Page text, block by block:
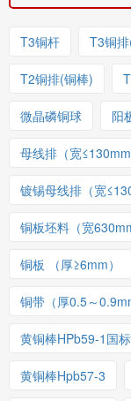
T3铜杆 T3铜
T2铜排(铜棒)
微晶磷铜球 阳
母线排（宽≤130mm
镀锡母线排（宽
铜板坯料（宽
铜板 （厚≥6mm）
铜带（厚0.5～
黄铜棒HPb59-1国标
黄铜棒Hpb57-3